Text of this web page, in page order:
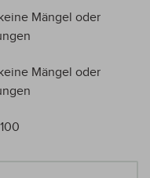
Mängel oder
Mängel oder